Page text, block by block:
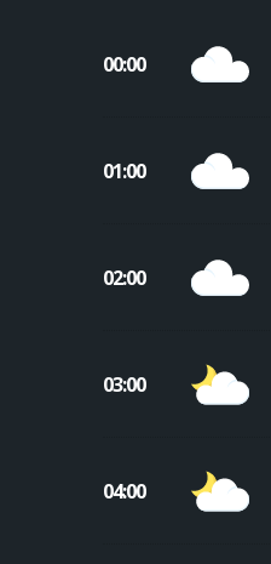
00:00
01:00
02:00
03:00
04:00